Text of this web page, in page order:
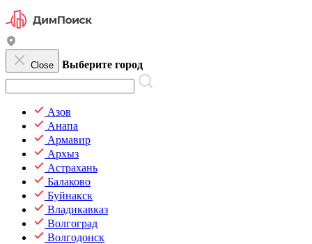
Close Выберите город
Азов
Анапа
Армавир
Архыз
Астрахань
Балаково
Буйнакск
Владикавказ
Волгоград
Волгодонск